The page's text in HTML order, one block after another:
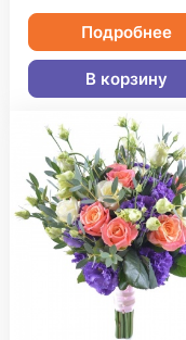
Подробнее
В корзину